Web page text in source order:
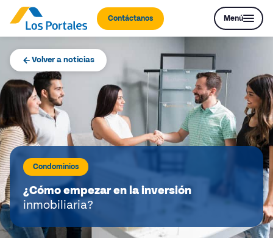
Contáctanos Menú
Volver a noticias
Condominios
¿Cómo empezar en la inversión
inmobiliaria?